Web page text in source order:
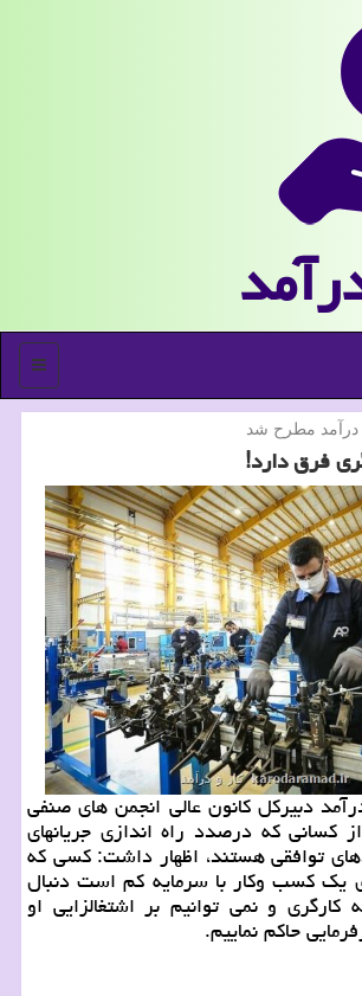
منو
درآمد مطرح شد
فرق دارد!
دبیرکل کانون عالی انجمن های صنفی
از کسانی که درصدد راه اندازی جریانهای
توافقی هستند، اظهار داشت: کسی که
یک کسب وکار با سرمایه کم است دنبال
کارگری و نمی توانیم بر اشتغالزایی او
حاکم نماییم.